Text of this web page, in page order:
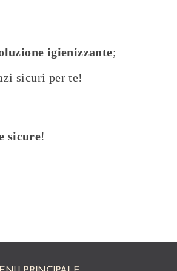
igienizzante;
sicuri per te!
sicure!